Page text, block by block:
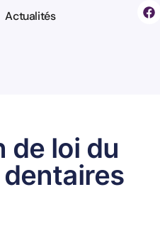
Actualités
de loi du
dentaires